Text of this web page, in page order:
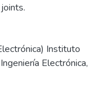
Instituto
Electrónica,